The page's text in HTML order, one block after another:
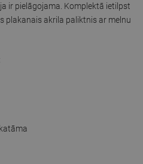
ir pielāgojama. Komplektā ietilpst
plakanais akrila paliktnis ar melnu